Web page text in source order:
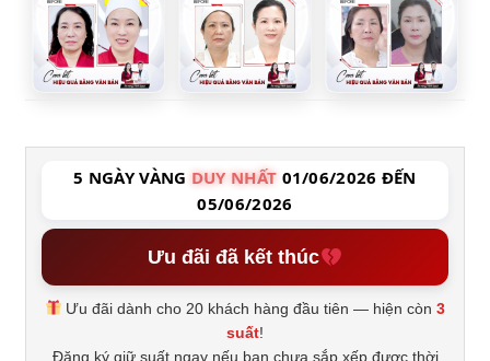
5 NGÀY VÀNG DUY NHẤT 01/06/2026 ĐẾN
05/06/2026
Ưu đãi đã kết thúc
Ưu đãi dành cho 20 khách hàng đầu tiên — hiện còn3
suất!
Đăng ký giữ suất ngay nếu bạn chưa sắp xếp được thời